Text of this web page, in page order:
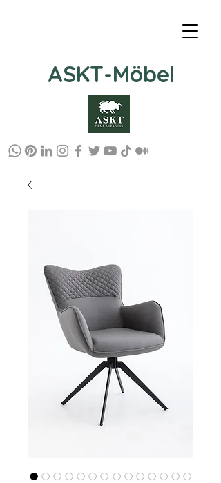
ASKT-Möbel